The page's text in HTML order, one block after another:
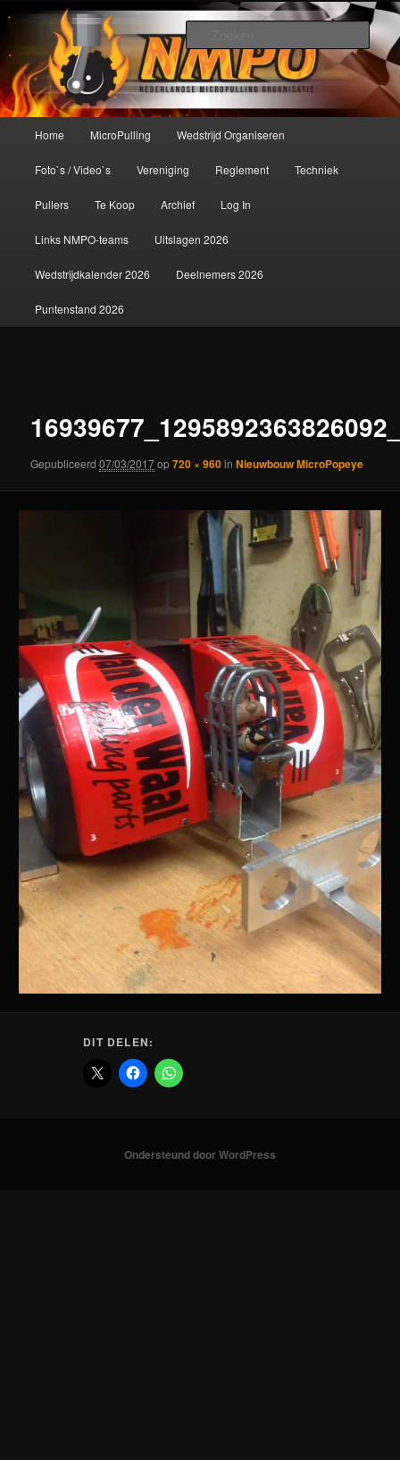
primaire
inhoudNederlandse MicroPulling
Organisatie
De meest krachtige modelbouwsport ter wereld!
Home MicroPulling Wedstrijd Organiseren
Foto`s / Video`s Vereniging Reglement Techniek
Pullers Te Koop Archief Log In
Links NMPO-teams Uitslagen 2026
Wedstrijdkalender 2026 Deelnemers 2026
Puntenstand 2026
Gepubliceerd07/03/2017op720 × 960inNieuwbouw MicroPopeye
DIT DELEN:
Ondersteund door WordPress